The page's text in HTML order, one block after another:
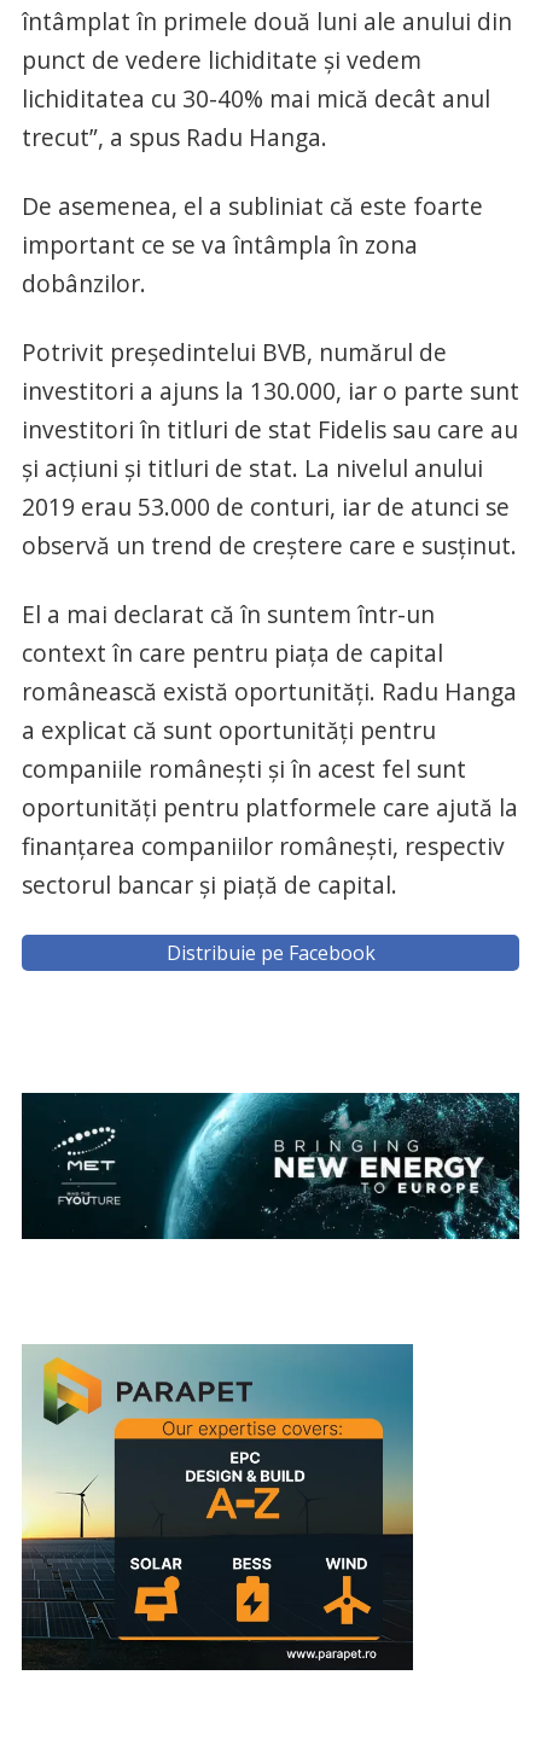
întâmplat în primele două luni ale anului din
punct de vedere lichiditate şi vedem
lichiditatea cu 30-40% mai mică decât anul
trecut”, a spus Radu Hanga.
De asemenea, el a subliniat că este foarte
important ce se va întâmpla în zona
dobânzilor.
Potrivit preşedintelui BVB, numărul de
investitori a ajuns la 130.000, iar o parte sunt
investitori în titluri de stat Fidelis sau care au
şi acţiuni şi titluri de stat. La nivelul anului
2019 erau 53.000 de conturi, iar de atunci se
observă un trend de creştere care e susţinut.
El a mai declarat că în suntem într-un
context în care pentru piaţa de capital
românească există oportunităţi. Radu Hanga
a explicat că sunt oportunităţi pentru
companiile româneşti şi în acest fel sunt
oportunităţi pentru platformele care ajută la
finanţarea companiilor româneşti, respectiv
sectorul bancar şi piaţă de capital.
Distribuie pe Facebook